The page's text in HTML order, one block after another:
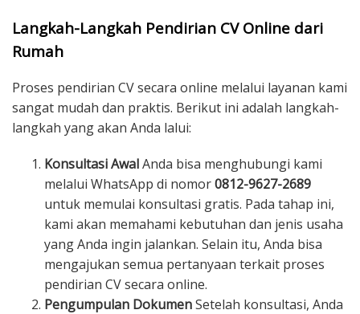
Langkah-Langkah Pendirian CV Online dari
Rumah
Proses pendirian CV secara online melalui layanan kami
sangat mudah dan praktis. Berikut ini adalah langkah-
langkah yang akan Anda lalui:
Konsultasi AwalAnda bisa menghubungi kami
melalui WhatsApp di nomor0812-9627-2689
untuk memulai konsultasi gratis. Pada tahap ini,
kami akan memahami kebutuhan dan jenis usaha
yang Anda ingin jalankan. Selain itu, Anda bisa
mengajukan semua pertanyaan terkait proses
pendirian CV secara online.
Pengumpulan DokumenSetelah konsultasi, Anda